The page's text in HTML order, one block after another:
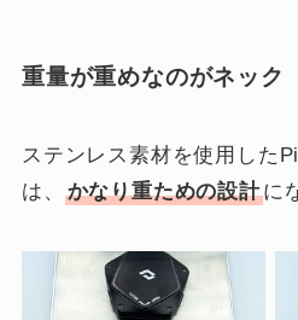
重量が重めなのがネック
ステンレス素材を使用した
は、
かなり重ための設計に